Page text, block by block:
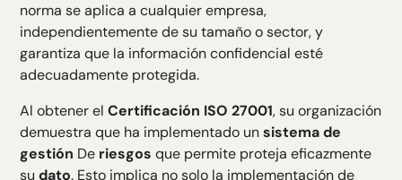
norma se aplica a cualquier empresa,
independientemente de su tamaño o sector, y
garantiza que la información confidencial esté
adecuadamente protegida.
Al obtener elCertificación ISO 27001, su organización
demuestra que ha implementado unsistema de
gestión De riesgos que permite proteja eficazmente
sudato. Esto implica no solo la implementación de